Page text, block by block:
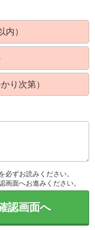
）
り次第）
必ずお読みください。
画面へお進みください。
認画面へ